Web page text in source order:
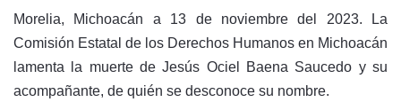
Morelia, Michoacán a 13 de noviembre del 2023. La
Comisión Estatal de los Derechos Humanos en Michoacán
lamenta la muerte de Jesús Ociel Baena Saucedo y su
acompañante, de quién se desconoce su nombre.